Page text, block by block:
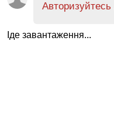
Авторизуйтесь
Іде завантаження...